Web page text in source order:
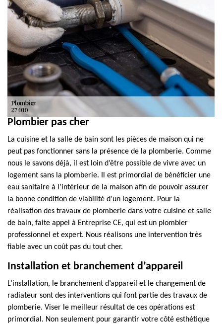
Plombier pas cher
La cuisine et la salle de bain sont les pièces de maison qui ne
peut pas fonctionner sans la présence de la plomberie. Comme
nous le savons déjà, il est loin d’être possible de vivre avec un
logement sans la plomberie. Il est primordial de bénéficier une
eau sanitaire à l’intérieur de la maison afin de pouvoir assurer
la bonne condition de viabilité d’un logement. Pour la
réalisation des travaux de plomberie dans votre cuisine et salle
de bain, faite appel à Entreprise CE, qui est un plombier
professionnel et expert. Nous réalisons une intervention très
fiable avec un coût pas du tout cher.
Installation et branchement d’appareil
L’installation, le branchement d’appareil et le changement de
radiateur sont des interventions qui font partie des travaux de
plomberie. Viser le meilleur résultat de ces opérations est
primordial. Non seulement pour garantir votre côté esthétique